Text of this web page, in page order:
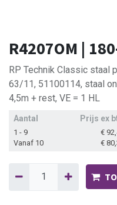
R4207OM |
RP Technik Classic staal
63/11, 51100114, staal
4,5m + rest, VE = 1 HL
Aantal Prijs ex
1 - 9 €
Vanaf 10
€